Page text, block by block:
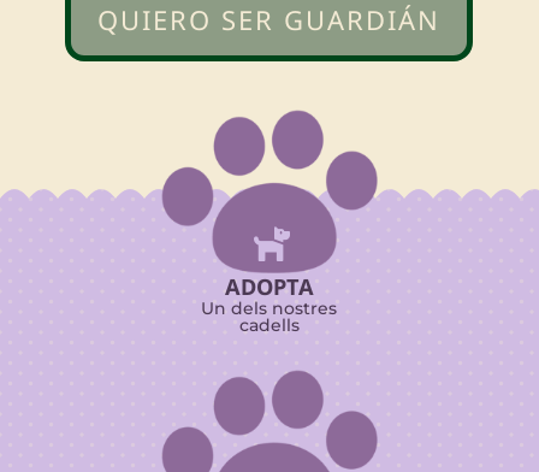
QUIERO SER GUARDIÁN

ADOPTA
Un dels nostres
cadells